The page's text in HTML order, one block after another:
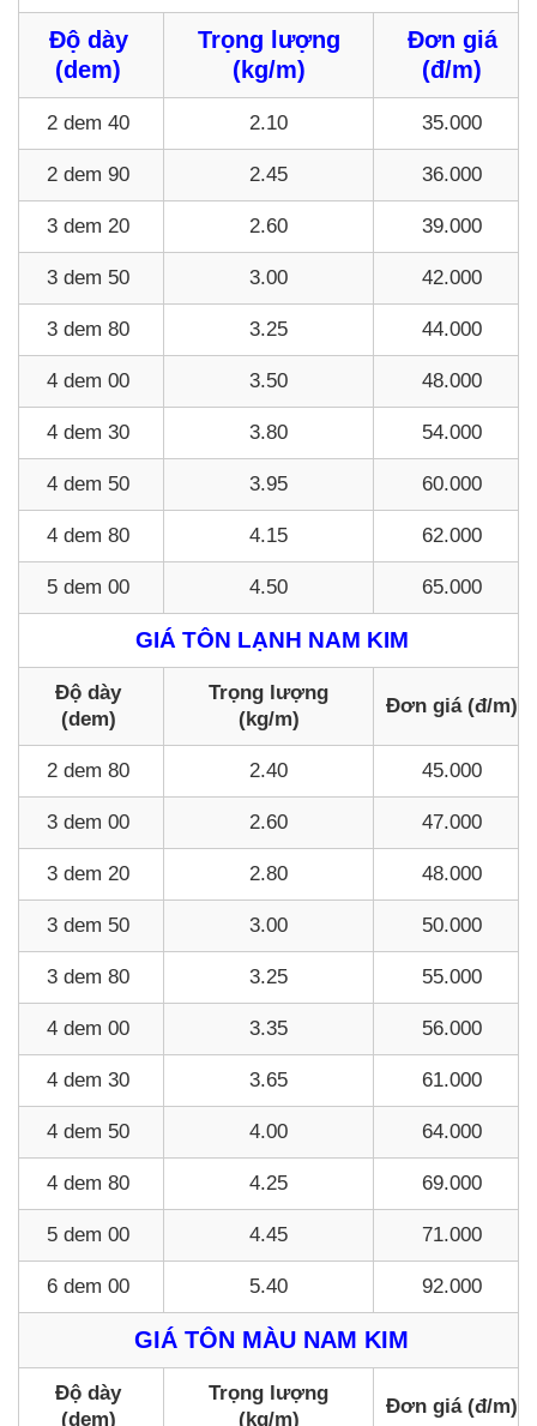
Độ dày
(dem)
Trọng lượng
(kg/m)
Đơn giá
(đ/m)
2 dem 40 2.10 35.000
2 dem 90 2.45 36.000
3 dem 20 2.60 39.000
3 dem 50 3.00 42.000
3 dem 80 3.25 44.000
4 dem 00 3.50 48.000
4 dem 30 3.80 54.000
4 dem 50 3.95 60.000
4 dem 80 4.15 62.000
5 dem 00 4.50 65.000
GIÁ TÔN LẠNH NAM KIM
Độ dày
(dem)
Trọng lượng
(kg/m)
Đơn giá (đ/m)
2 dem 80 2.40 45.000
3 dem 00 2.60 47.000
3 dem 20 2.80 48.000
3 dem 50 3.00 50.000
3 dem 80 3.25 55.000
4 dem 00 3.35 56.000
4 dem 30 3.65 61.000
4 dem 50 4.00 64.000
4 dem 80 4.25 69.000
5 dem 00 4.45 71.000
6 dem 00 5.40 92.000
GIÁ TÔN MÀU NAM KIM
Độ dày
(dem)
Trọng lượng
(kg/m)
Đơn giá (đ/m)